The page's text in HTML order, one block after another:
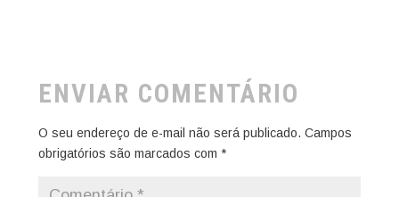
ENVIAR COMENTÁRIO
O seu endereço de e-mail não será publicado. Campos
obrigatórios são marcados com *